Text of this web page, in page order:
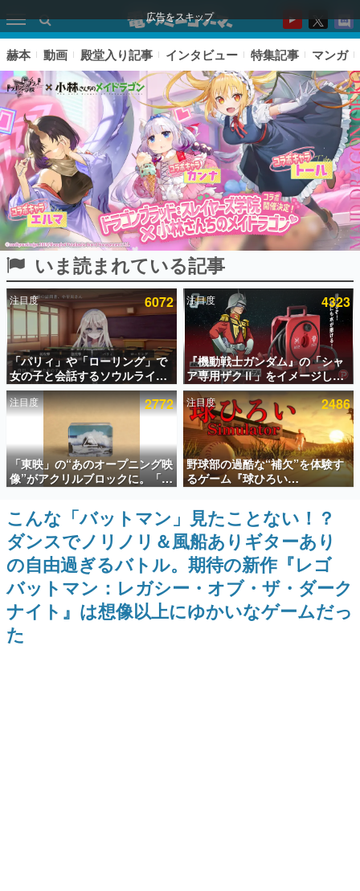
広告をスキップ
ピックアップ
電ファミのいま読まれている記事ランキング
アプリセール情報
インタビュー
連載・特集一覧
殿堂入り記事
SNS拡散数が数千以上！ ページビュー数万以上！ などな
ど。多くの人々に読まれた、電ファミ渾身の“殿堂入り”記
事をまとめました。
ゲームの企画書
名作ゲームクリエイターの方々に製作時のエピソードをお
聞きし、ヒットする企画（ゲーム）とは何か？を探ってい
きます。
この物語を解いてはいけない。『赫本』は、〈試験問題〉
の形をした短編ホラー小説集です。
赫本 動画 殿堂入り記事 インタビュー 特集記事 マンガ
いま読まれている記事
注目度 6072
「パリィ」や「ローリング」で
女の子と会話するソウルライク
恋愛ゲーム『小早川さんはソウ
ルライク』無料公開。返事に失
敗すると「YOU DIED」
注目度 4323
『機動戦士ガンダム』の「シャ
ア専用ザクⅡ」をイメージした
散水ホースリールが予約開始。
本体にはシャアのパーソナルマ
ークやジオン公国軍のエンブレ
ム、型式番号などを配置
注目度 2772
「東映」の“あのオープニング映
像”がアクリルブロックに。「東
映ヒストリカル グッズコレクシ
ョン」が8月下旬より発売
注目度 2486
野球部の過酷な“補欠”を体験す
るゲーム『球ひろい
Simulator』が「1件」のウィッ
シュリストをもとにチェコ語に
対応しSNSで話題に。『キング
ダム・カム』開発元やチェコの
プロ野球選手から称賛の声
こんな「バットマン」見たことない！？
ダンスでノリノリ＆風船ありギターあり
の自由過ぎるバトル。期待の新作『レゴ
バットマン：レガシー・オブ・ザ・ダーク
ナイト』は想像以上にゆかいなゲームだっ
た